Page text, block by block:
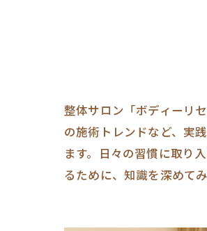
整体サロン「ボディーリ
の施術トレンドなど、実
ます。日々の習慣に取り
るために、知識を深めて